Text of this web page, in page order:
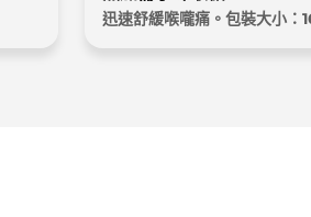
迅速舒緩喉嚨痛。包裝大小：